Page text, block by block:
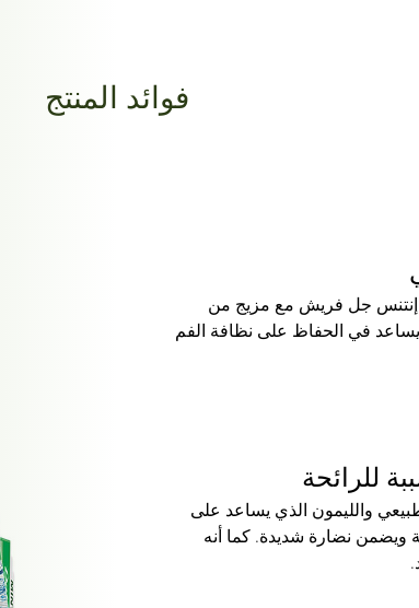
فوائد المنتج
إنتنس جل فريش مع مزيج من
يساعد في الحفاظ على نظافة الفم
للرائحة
والليمون الذي يساعد على
ويضمن نضارة شديدة. كما أنه